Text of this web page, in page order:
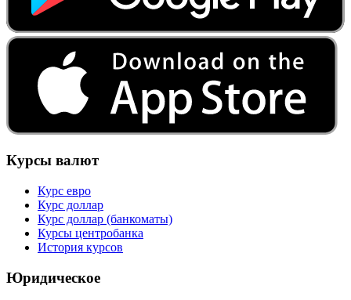
Курсы валют
Курс евро
Курс доллар
Курс доллар (банкоматы)
Курсы центробанка
История курсов
Юридическое